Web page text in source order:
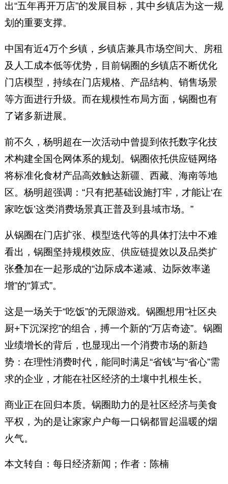
出“五年再开万店”的发展目标，其中乡镇店为这一规
划的重要支撑。
中国有近4万个乡镇，乡镇店兼具市场空间大、房租
及人工成本低等优势，目前锅圈的乡镇店不断优化
门店模型，持续在门店规格、产品结构、销售场景
等方面进行升级。而在规模性布局方面，锅圈也有
了诸多新进展。
前不久，杨明超在一次活动中曾提到依托数字化技
术构建全国仓网体系的规划。锅圈依托供应链网络
将标准化食材产品高效触达新疆、西藏、海南等地
区。杨明超强调：“只有把基础设施打牢，才能让‘在
家吃饭’这类消费场景真正普及到县域市场。”
从锅圈在门店扩张、模型迭代等的具体打法中不难
看出，锅圈坚持规模效应、供应链提效以及品类扩
张叠加在一起形成的“边际成本递减、边际效率递
增”的“算式”。
这是一场关于“吃饭”的无限游戏。锅圈想用“社区央
厨+下沉深挖”的组合，搏一个新的“万店奇迹”。锅圈
业绩增长的背后，也显现出一个消费市场的新趋
势：在理性消费时代，能同时满足“省钱”与“省心”需
求的企业，才能在社区经济的土壤中扎根生长。
商业正在回归本质。锅圈助力的是社区经济与美食
平权，为的是让家家户户每一口锅都冒起温暖的烟
火气。
本文转自：每日经济新闻；作者：陈楠